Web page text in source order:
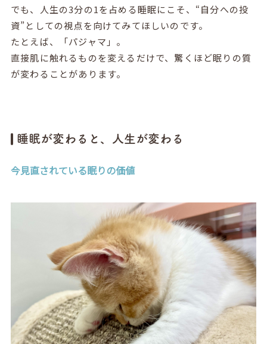
でも、人生の3分の1を占める睡眠にこそ、“自分への投
資”としての視点を向けてみてほしいのです。
たとえば、「パジャマ」。
直接肌に触れるものを変えるだけで、驚くほど眠りの質
が変わることがあります。
睡眠が変わると、人生が変わる
今見直されている眠りの価値